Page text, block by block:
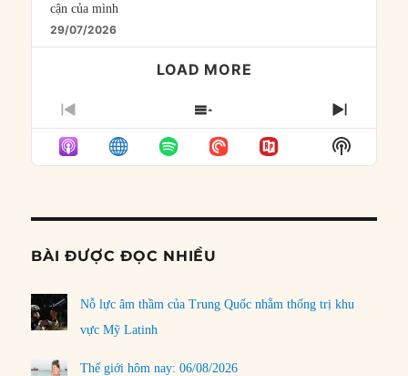
cận của mình
29/07/2026
LOAD MORE
PREVIOUS
EPISODE
SHOW
EPISODES
LIST
NEXT
Show
Podcast
BÀI ĐƯỢC ĐỌC NHIỀU
Nỗ lực âm thầm của Trung Quốc nhằm thống trị khu
vực Mỹ Latinh
Thế giới hôm nay: 06/08/2026